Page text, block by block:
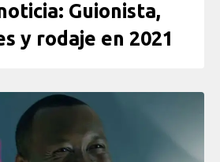
Guionista,
y rodaje en 2021